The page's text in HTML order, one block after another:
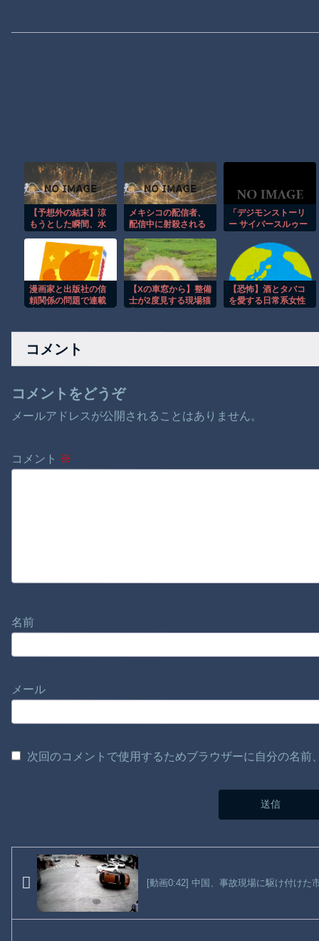
【予想外の結末】涼
もうとした瞬間、水
んだｗ
メキシコの配信者、
配信中に射殺される
「デジモンストーリ
ー サイバースルゥー
ー」，Steam版を日
本向けに配信開始。
330体以上のデジモ
ンを育成するRPG
漫画家と出版社の信
頼関係の問題で連載
【Xの車窓から】整備
士が2度見する現場猫
【恐怖】酒とタバコ
を愛する日常系女性
コメント
コメントをどうぞ
メールアドレスが公開されることはありません。
コメント ※
名前
メール
次回のコメントで使用するためブラウザーに自分の名
[動画0:42] 中国、事故現場に駆け付けた